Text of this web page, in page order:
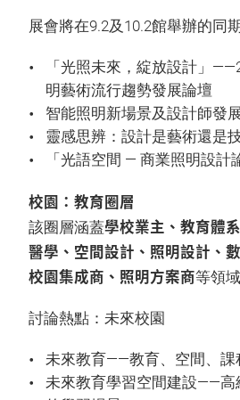
展會將在9.2及10.2館舉辦的同
「光照未來，綻放設計」
明藝術流行趨勢發展論壇
智能照明新場景及設計師發
靈感思辨：設計是藝術還是
「光語空間 — 商業照明設計
校園：教育圈層
該圈層涵蓋學校業主、教育體
醫學、空間設計、照明設計、
校園集成商、照明方案商等領域
討論熱點：未來校園
未來教育——教育、空間、課
未來教育學習空間建設——高